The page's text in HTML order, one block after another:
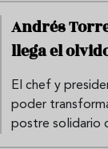
Andrés
llega el
El chef y
poder
postre solidario